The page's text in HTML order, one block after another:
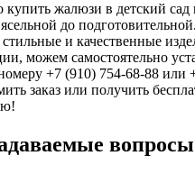
жалюзи в детский сад
ясельной до
и качественные
можем самостоятельно
+7 (910) 754‑68-88 или
заказ или получить
вопросы